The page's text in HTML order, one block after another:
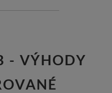
- VÝHODY